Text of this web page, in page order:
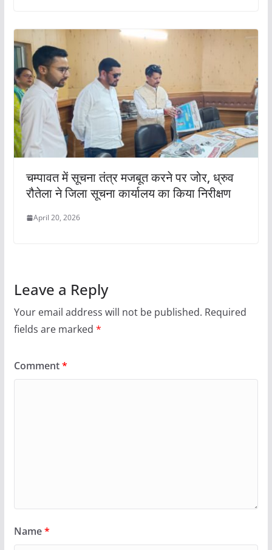
चम्पावत में सूचना तंत्र मजबूत करने पर जोर, ध्रुव
रौतेला ने जिला सूचना कार्यालय का किया निरीक्षण
April 20, 2026
Leave a Reply
Your email address will not be published. Required
fields are marked *
Comment*
Name*